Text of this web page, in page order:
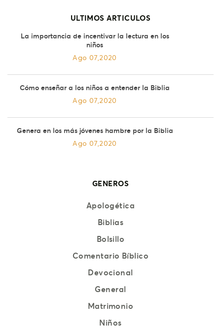
ULTIMOS ARTICULOS
La importancia de incentivar la lectura en los
niños
Ago 07,2020
Cómo enseñar a los niños a entender la Biblia
Ago 07,2020
Genera en los más jóvenes hambre por la Biblia
Ago 07,2020
GENEROS
Apologética
Biblias
Bolsillo
Comentario Bíblico
Devocional
General
Matrimonio
Niños